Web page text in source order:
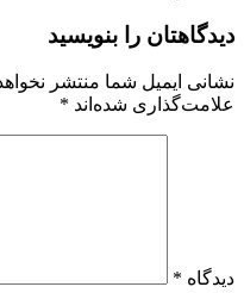
دیدگاهتان را بنویسید
نشانی ایمیل شما منتشر
علامت‌گذاری شده‌اند *
دیدگاه *